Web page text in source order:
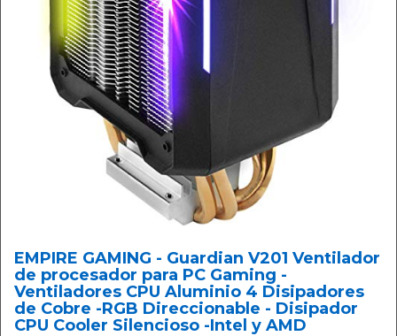
EMPIRE GAMING - Guardian V201 Ventilador
de procesador para PC Gaming -
Ventiladores CPU Aluminio 4 Disipadores
de Cobre -RGB Direccionable - Disipador
CPU Cooler Silencioso -Intel y AMD